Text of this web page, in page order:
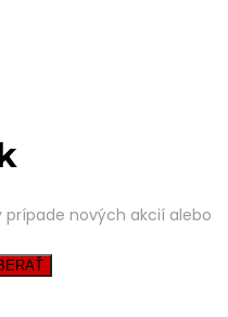
prípade nových akcií alebo